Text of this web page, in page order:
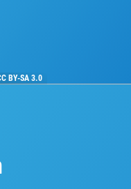
BY-SA 3.0